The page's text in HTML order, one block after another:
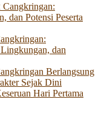
dan Potensi Peserta
dan
Berlangsung
Sejak Dini
Hari Pertama